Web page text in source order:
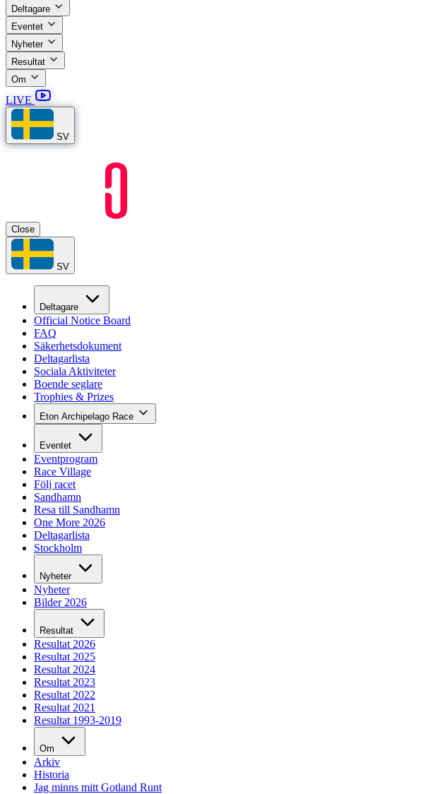
Deltagare
Eventet
Nyheter
Resultat
Om
LIVE
SV
Close
SV
Deltagare
Official Notice Board
FAQ
Säkerhetsdokument
Deltagarlista
Sociala Aktiviteter
Boende seglare
Trophies & Prizes
Eton Archipelago Race
Eventet
Eventprogram
Race Village
Följ racet
Sandhamn
Resa till Sandhamn
One More 2026
Deltagarlista
Stockholm
Nyheter
Nyheter
Bilder 2026
Resultat
Resultat 2026
Resultat 2025
Resultat 2024
Resultat 2023
Resultat 2022
Resultat 2021
Resultat 1993-2019
Om
Arkiv
Historia
Jag minns mitt Gotland Runt